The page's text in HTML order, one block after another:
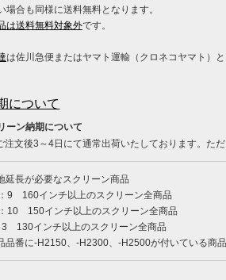
場合も同様に送料無料となります。
は送料無料対象外です。
は佐川急便またはヤマト運輸（クロネコヤマト）
について
ーン納期について
注文後3～4日にて通常出荷いたしております。た
延長が必要なスクリーン商品
9 160インチ以上のスクリーン全商品
10 150インチ以上のスクリーン全商品
3 130インチ以上のスクリーン全商品
品番に-H2150、-H2300、-H2500が付いている商品